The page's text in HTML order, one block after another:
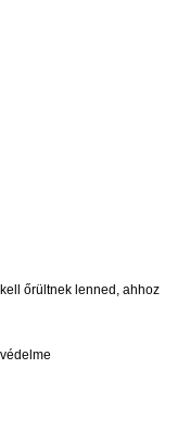
őrültnek lenned, ahhoz